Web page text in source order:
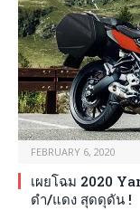
FEBRUARY 6, 2020
เผยโฉม 2020
ดำ/แดง สุดดุดัน !